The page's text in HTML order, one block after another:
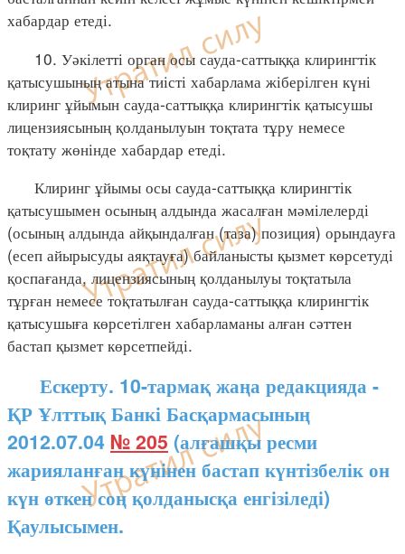
хабардар етеді.
10. Уәкілетті орган осы сауда-саттыққа клирингтік
қатысушының атына тиісті хабарлама жіберілген күні
клиринг ұйымын сауда-саттыққа клирингтік қатысушы
лицензиясының қолданылуын тоқтата тұру немесе
тоқтату жөнінде хабардар етеді.
Клиринг ұйымы осы сауда-саттыққа клирингтік
қатысушымен осының алдында жасалған мәмілелерді
(осының алдында айқындалған (таза) позиция) орындауға
(есеп айырысуды аяқтауға) байланысты қызмет көрсетуді
қоспағанда, лицензиясының қолданылуы тоқтатыла
тұрған немесе тоқтатылған сауда-саттыққа клирингтік
қатысушыға көрсетілген хабарламаны алған сәттен
бастап қызмет көрсетпейді.
Ескерту. 10-тармақ жаңа редакцияда -
ҚР Ұлттық Банкі Басқармасының
2012.07.04 № 205 (алғашқы ресми
жарияланған күнінен бастап күнтізбелік он
күн өткен соң қолданысқа енгізіледі)
Қаулысымен.